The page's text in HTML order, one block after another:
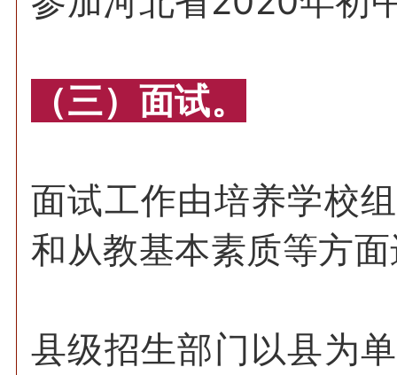
（三）面试。
面试工作由培养学校
和从教基本素质等方
县级招生部门以县为